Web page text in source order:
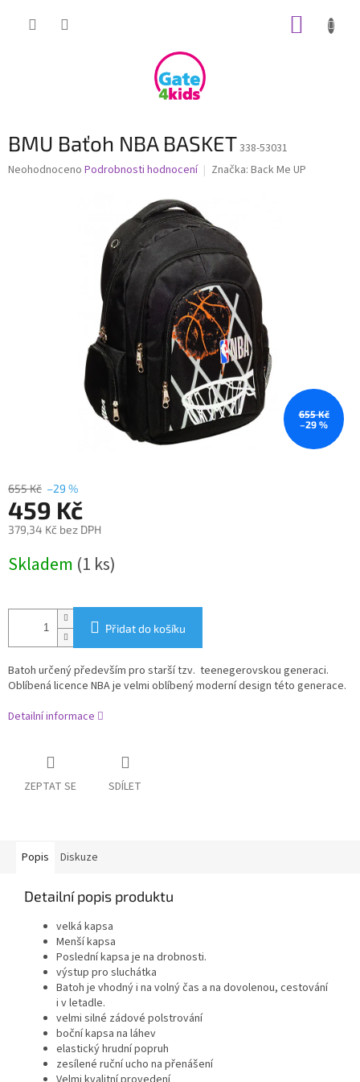
BMU Baťoh NBA BASKET338-53031
Průměrné
Neohodnoceno Podrobnosti hodnocení Značka: Back Me UP
655 Kč
–29 %
655 Kč –29 %
459 Kč
379,34 Kč bez DPH
cena:
Skladem (1 ks)
Přidat do košíku
Batoh určený především pro starší tzv. teenegerovskou generaci.
Oblíbená licence NBA je velmi oblíbený moderní design této generace.
Detailní informace
ZEPTAT SE SDÍLET
Popis Diskuze
Detailní popis produktu
velká kapsa
Menší kapsa
Poslední kapsa je na drobnosti.
výstup pro sluchátka
Batoh je vhodný i na volný čas a na dovolenou, cestování
i v letadle.
velmi silné zádové polstrování
boční kapsa na láhev
elastický hrudní popruh
zesílené ruční ucho na přenášení